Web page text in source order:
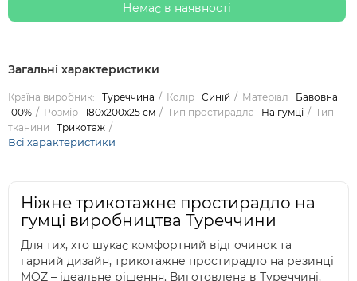
Немає в наявності
Загальні характеристики
Країна виробник: Туреччина Колір Синій Матеріал
Бавовна
100%
Розмір 180х200х25 см Тип простирадла На гумці
Тип
тканини
Трикотаж
Всі характеристики
Ніжне трикотажне простирадло на
гумці виробництва Туреччини
Для тих, хто шукає комфортний відпочинок та
гарний дизайн, трикотажне простирадло на резинці
MOZ – ідеальне рішення. Виготовлена в Туреччині,